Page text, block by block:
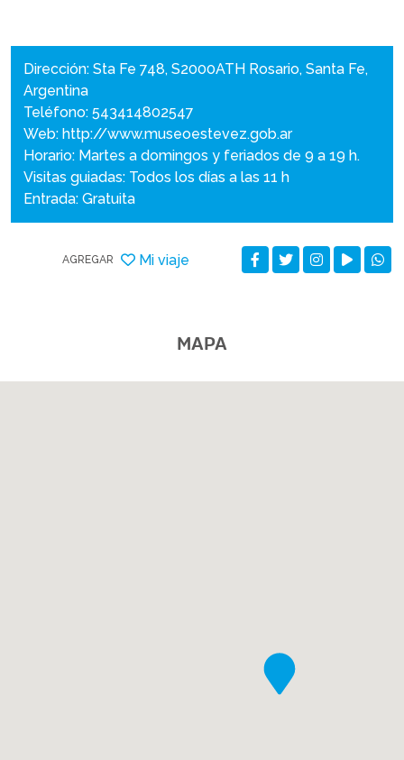
Dirección: Sta Fe 748, S2000ATH Rosario, Santa Fe,
Argentina
Teléfono: 543414802547
Web: http://www.museoestevez.gob.ar
Horario: Martes a domingos y feriados de 9 a 19 h.
Visitas guiadas: Todos los días a las 11 h
Entrada: Gratuita
AGREGAR Mi viaje
MAPA